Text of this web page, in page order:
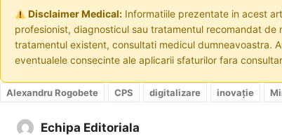
Disclaimer Medical:Informatiile prezentate in acest
profesionist, diagnosticul sau tratamentul recomandat
tratamentul existent, consultati medicul dumneavoastra.
eventualele consecinte ale aplicarii sfaturilor fara
Alexandru Rogobete CPS digitalizare inovație
Echipa Editoriala